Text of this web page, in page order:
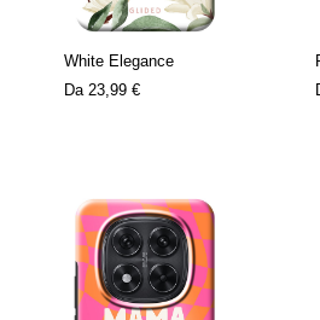
White Elegance
Da 23,99 €